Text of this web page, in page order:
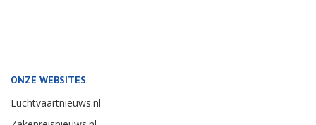
ONZE WEBSITES
Luchtvaartnieuws.nl